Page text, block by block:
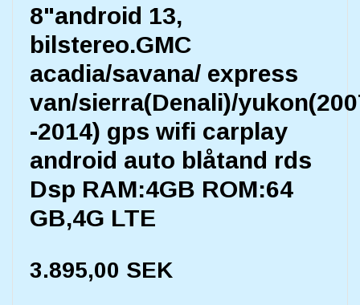
8"android 13,
bilstereo.GMC
acadia/savana/ express
van/sierra(Denali)/
-2014) gps wifi carplay
android auto blåtand rds
Dsp RAM:4GB ROM:64
GB,4G LTE
3.895,00 SEK